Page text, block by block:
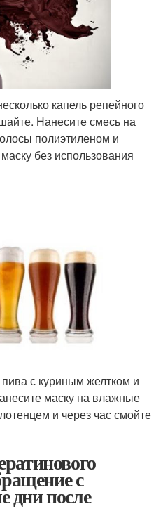
капель репейного
Нанесите смесь на
полиэтиленом и
без использования
с куриным желтком и
маску на влажные
и через час смойте
с
дни после